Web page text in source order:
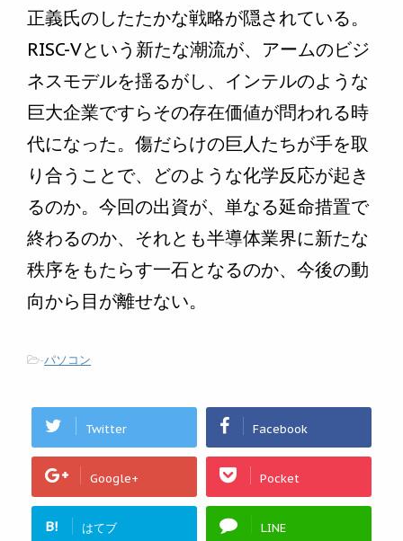
正義氏のしたたかな戦略が隠されている。
RISC-Vという新たな潮流が、アームのビジ
ネスモデルを揺るがし、インテルのような
巨大企業ですらその存在価値が問われる時
代になった。傷だらけの巨人たちが手を取
り合うことで、どのような化学反応が起き
るのか。今回の出資が、単なる延命措置で
終わるのか、それとも半導体業界に新たな
秩序をもたらす一石となるのか、今後の動
向から目が離せない。
-パソコン
Twitter Facebook
Google+ Pocket
B! はてブ LINE